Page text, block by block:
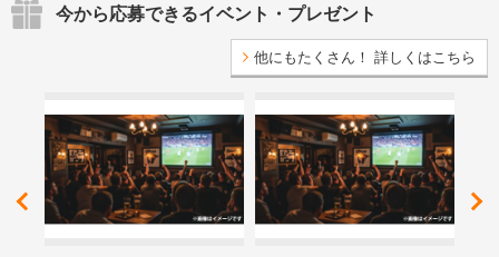
今から応募できるイベント・プレゼント
他にもたくさん！ 詳しくはこちら